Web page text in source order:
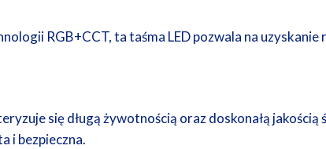
RGB+CCT, ta taśma LED pozwala na
się długą żywotnością oraz doskonałą jakością
i bezpieczna.